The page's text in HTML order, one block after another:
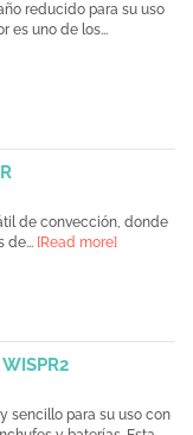
reducido para su uso
es uno de los...
de convección, donde
de... [Read more]
sencillo para su uso con